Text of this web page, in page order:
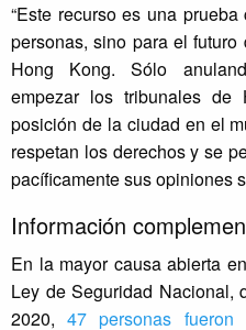
“Este recurso es una
personas, sino para el
Hong Kong. Sólo
empezar los tribunales
posición de la ciudad en el
respetan los derechos y se
pacíficamente sus opiniones
Información
En la mayor causa abierta
Ley de Seguridad Nacional,
2020,47 personas fueron